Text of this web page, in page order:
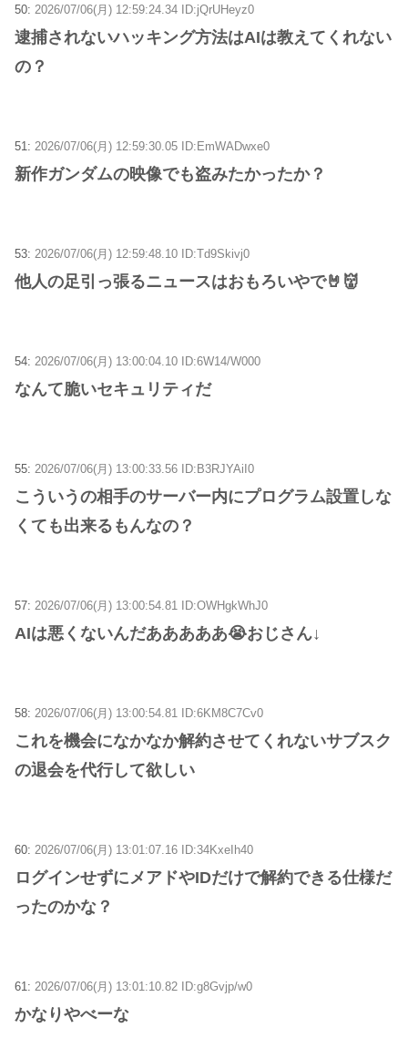
50: 2026/07/06(月) 12:59:24.34 ID:jQrUHeyz0
逮捕されないハッキング方法はAIは教えてくれない
の？
51: 2026/07/06(月) 12:59:30.05 ID:EmWADwxe0
新作ガンダムの映像でも盗みたかったか？
53: 2026/07/06(月) 12:59:48.10 ID:Td9Skivj0
他人の足引っ張るニュースはおもろいやで🤘👹
54: 2026/07/06(月) 13:00:04.10 ID:6W14/W000
なんて脆いセキュリティだ
55: 2026/07/06(月) 13:00:33.56 ID:B3RJYAiI0
こういうの相手のサーバー内にプログラム設置しな
くても出来るもんなの？
57: 2026/07/06(月) 13:00:54.81 ID:OWHgkWhJ0
AIは悪くないんだあああああ😭おじさん↓
58: 2026/07/06(月) 13:00:54.81 ID:6KM8C7Cv0
これを機会になかなか解約させてくれないサブスク
の退会を代行して欲しい
60: 2026/07/06(月) 13:01:07.16 ID:34KxeIh40
ログインせずにメアドやIDだけで解約できる仕様だ
ったのかな？
61: 2026/07/06(月) 13:01:10.82 ID:g8Gvjp/w0
かなりやべーな